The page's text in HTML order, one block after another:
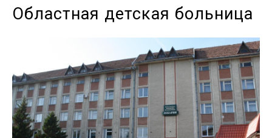
Областная детская больница